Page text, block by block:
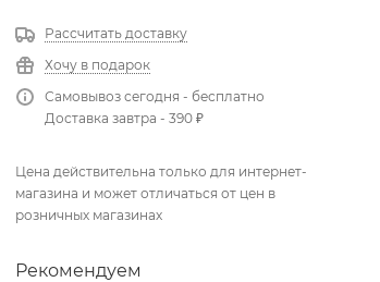
Рассчитать доставку
Хочу в подарок
Самовывоз сегодня - бесплатно
Доставка завтра - 390 ₽
Цена действительна только для интернет-
магазина и может отличаться от цен в
розничных магазинах
Рекомендуем